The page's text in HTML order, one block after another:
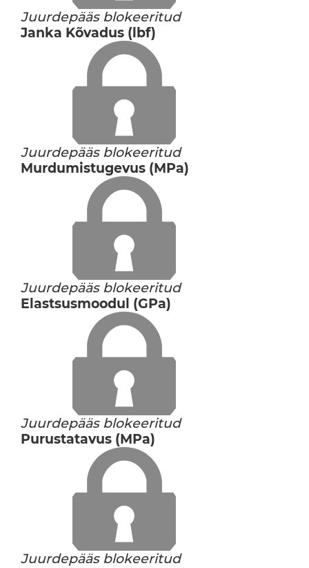
Juurdepääs blokeeritud
Janka Kõvadus (lbf)
Juurdepääs blokeeritud
Murdumistugevus (MPa)
Juurdepääs blokeeritud
Elastsusmoodul (GPa)
Juurdepääs blokeeritud
Purustatavus (MPa)
Juurdepääs blokeeritud